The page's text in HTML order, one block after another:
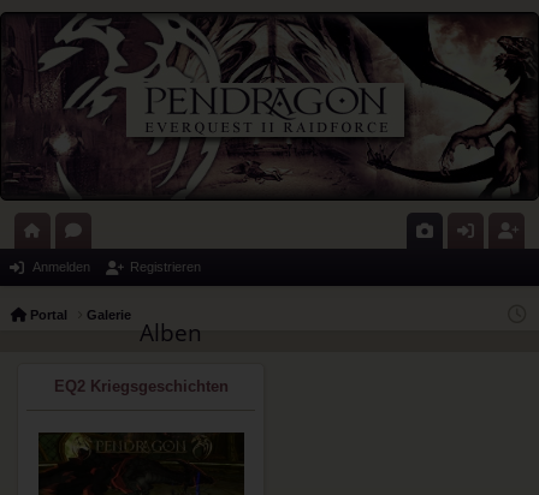
ort or
Anmelden Registrieren
Portal Galerie
Alben
EQ2 Kriegsgeschichten